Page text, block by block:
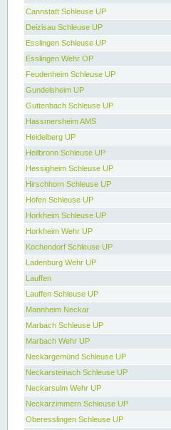
Cannstatt Schleuse UP
Deizisau Schleuse UP
Esslingen Schleuse UP
Esslingen Wehr OP
Feudenheim Schleuse UP
Gundelsheim UP
Guttenbach Schleuse UP
Hassmersheim AMS
Heidelberg UP
Heilbronn Schleuse UP
Hessigheim Schleuse UP
Hirschhorn Schleuse UP
Hofen Schleuse UP
Horkheim Schleuse UP
Horkheim Wehr UP
Kochendorf Schleuse UP
Ladenburg Wehr UP
Lauffen
Lauffen Schleuse UP
Mannheim Neckar
Marbach Schleuse UP
Marbach Wehr UP
Neckargemünd Schleuse UP
Neckarsteinach Schleuse UP
Neckarsulm Wehr UP
Neckarzimmern Schleuse UP
Oberesslingen Schleuse UP